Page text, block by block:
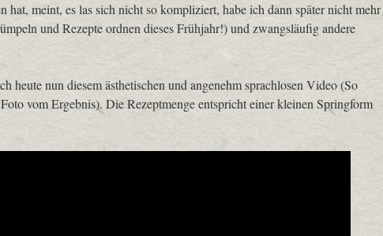
hat, meint, es las sich nicht so kompliziert, habe ich dann später nicht mehr
und Rezepte ordnen dieses Frühjahr!) und zwangsläufig andere
heute nun diesem ästhetischen und angenehm sprachlosen Video (So
vom Ergebnis). Die Rezeptmenge entspricht einer kleinen Springform